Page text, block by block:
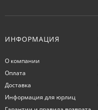
ИНФОРМАЦИЯ
О компании
Оплата
Доставка
Информация для юрлиц